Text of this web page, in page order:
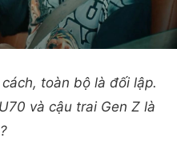
toàn bộ là đối lập.
và cậu trai Gen Z là